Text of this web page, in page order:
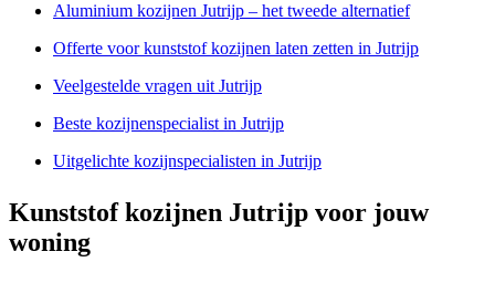
Aluminium kozijnen Jutrijp – het tweede alternatief
Offerte voor kunststof kozijnen laten zetten in Jutrijp
Veelgestelde vragen uit Jutrijp
Beste kozijnenspecialist in Jutrijp
Uitgelichte kozijnspecialisten in Jutrijp
Kunststof kozijnen Jutrijp voor jouw
woning